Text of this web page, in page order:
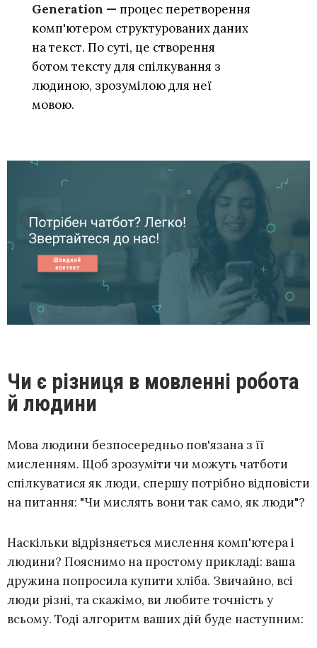
Generation — процес перетворення
комп'ютером структурованих даних
на текст. По суті, це створення
ботом тексту для спілкування з
людиною, зрозумілою для неї
мовою.
Чи є різниця в мовленні робота
й людини
Мова людини безпосередньо пов'язана з її
мисленням. Щоб зрозуміти чи можуть чатботи
спілкуватися як люди, спершу потрібно відповісти
на питання: "Чи мислять вони так само, як люди"?
Наскільки відрізняється мислення комп'ютера і
людини? Пояснимо на простому прикладі: ваша
дружина попросила купити хліба. Звичайно, всі
люди різні, та скажімо, ви любите точність у
всьому. Тоді алгоритм ваших дій буде наступним: